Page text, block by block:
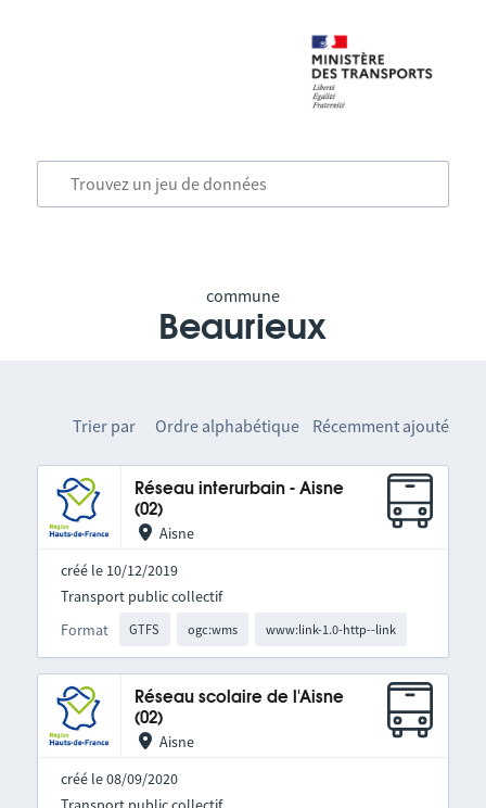
commune
Beaurieux
Trier par Ordre alphabétique Récemment ajouté
Réseau interurbain - Aisne
(02)
Aisne
créé le 10/12/2019
Format GTFS ogc:wms www:link-1.0-http--link
Transport public collectif
Réseau scolaire de l'Aisne
(02)
Aisne
créé le 08/09/2020